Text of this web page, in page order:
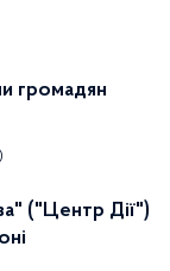
громадян
("Центр Дії")